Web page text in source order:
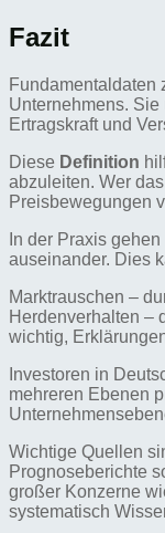
Fazit
Fundamentaldaten
Unternehmens.
Ertragskraft und
Diese Definition
abzuleiten. Wer
Preisbewegungen
In der Praxis
auseinander. Dies
Marktrauschen –
Herdenverhalten –
wichtig,
Investoren in
mehreren Ebenen
Wichtige Quellen
Prognoseberichte
großer Konzerne
systematisch